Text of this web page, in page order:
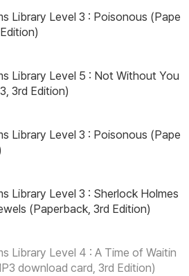
Library Level 3 : Poisonous (Pape
Library Level 5 : Not Without You
3rd Edition)
Library Level 3 : Poisonous (Pape
Library Level 3 : Sherlock Holmes
(Paperback, 3rd Edition)
Library Level 4 : A Time of Waitin
download card, 3rd Edition)